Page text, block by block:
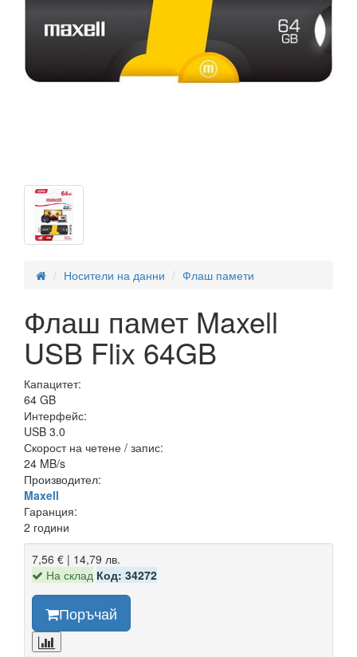
Носители на данни Флаш памети
Флаш памет Maxell
USB Flix 64GB
Капацитет:
64 GB
Интерфейс:
USB 3.0
Скорост на четене / запис:
24 MB/s
Производител:
Maxell
Гаранция:
2 години
7,56 € | 14,79 лв.
На склад Код: 34272
Поръчай